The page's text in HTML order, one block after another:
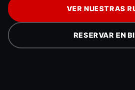
VER NUESTRAS
RESERVAR EN